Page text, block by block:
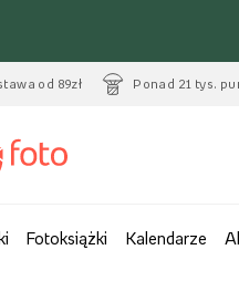
od 89zł Ponad 21 tys.
Fotoksiążki Kalendarze